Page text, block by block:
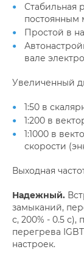
Стабильная
постоянным
Простой в
вале
Увеличенный
1:50 в
1:200 в
1:1000 в
скорости
Выходная
Надежный.
замыканий,
с, 200% - 0.5
перегрева
настроек.